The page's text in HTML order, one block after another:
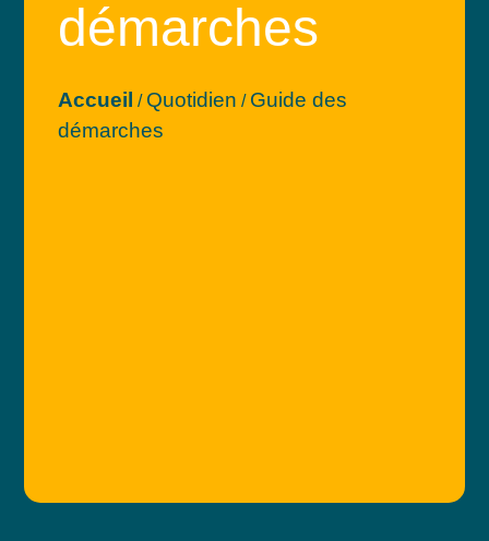
démarches
Accueil / Quotidien / Guide des
démarches